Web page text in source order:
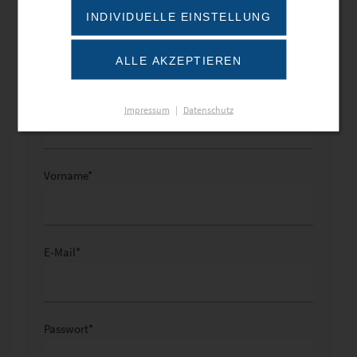
Vorname*
E-Mail*
Passwort*
INDIVIDUELLE EINSTELLUNG
ALLE AKZEPTIEREN
Impressum | Datenschutz